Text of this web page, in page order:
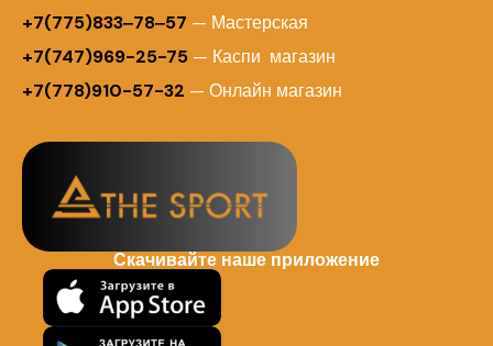
+7(775)833‒78‒57 — Мастерская
+7(747)969-25-75 — Каспи магазин
+7(778)910-57-32 — Онлайн магазин
Скачивайте наше приложение